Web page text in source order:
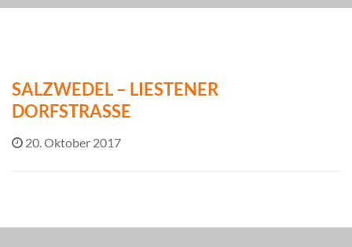
SALZWEDEL – LIESTENER
DORFSTRASSE
20. Oktober 2017